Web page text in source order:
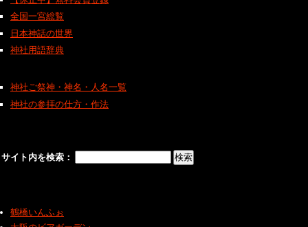
全国一宮総覧
日本神話の世界
神社用語辞典
神社ご祭神・神名・人名一覧
神社の参拝の仕方・作法
サイト内を検索：
鶴橋いんふぉ